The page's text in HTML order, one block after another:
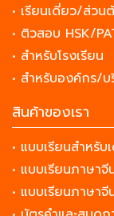
• เรียนเดี่ยว/ส่ว
• ติวสอบ HSK/
• สำหรับโรงเรียน
• สำหรับองค์กร/
สินค้าของเรา
• แบบเรียนสำหรั
• แบบเรียนภาษา
• แบบเรียนภาษา